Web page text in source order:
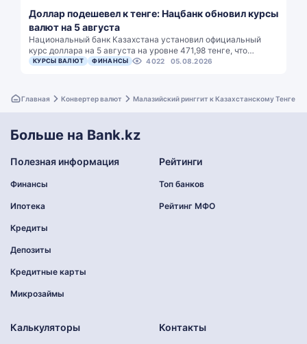
Доллар подешевел к тенге: Нацбанк обновил курсы
валют на 5 августа
Национальный банк Казахстана установил официальный
курс доллара на 5 августа на уровне 471,98 тенге, что…
КУРСЫ ВАЛЮТ ФИНАНСЫ 4022 05.08.2026
Главная Конвертер валют Малазийский ринггит к Казахстанскому Тенге
Больше на Bank.kz
Полезная информация
Финансы
Ипотека
Кредиты
Депозиты
Кредитные карты
Микрозаймы
Рейтинги
Топ банков
Рейтинг МФО
Калькуляторы Контакты